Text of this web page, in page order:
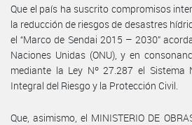
Que el país ha suscrito compromisos
la reducción de riesgos de desastres
el “Marco de Sendai 2015 – 2030”
Naciones Unidas (ONU), y en
mediante la Ley Nº 27.287 el Sistema
Integral del Riesgo y la Protección Civil.
Que, asimismo, el MINISTERIO DE